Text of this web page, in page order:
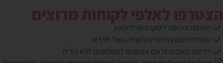
הצטרפו לאלפי לקוחות מרוצים
משלוח ורכישה דיסקרטיים לחלוטין
משלוח חינם עם שליח בקנייה מעל 199 ₪
רכישה מאובטחת עם אפשרות לתשלומים ללא ריבית